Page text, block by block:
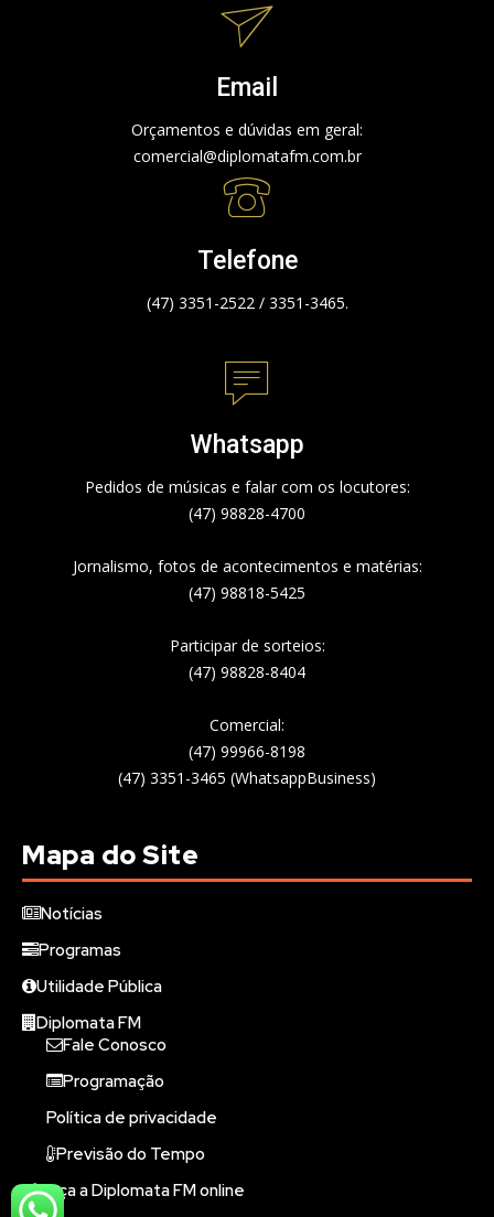
Email
Orçamentos e dúvidas em geral:
comercial@diplomatafm.com.br
Telefone
(47) 3351-2522 / 3351-3465.
Whatsapp
Pedidos de músicas e falar com os locutores:
(47) 98828-4700
Jornalismo, fotos de acontecimentos e matérias:
(47) 98818-5425
Participar de sorteios:
(47) 98828-8404
Comercial:
(47) 99966-8198
(47) 3351-3465 (WhatsappBusiness)
Mapa do Site
Notícias
Programas
Utilidade Pública
Diplomata FM
Fale Conosco
Programação
Política de privacidade
Previsão do Tempo
Ouça a Diplomata FM online